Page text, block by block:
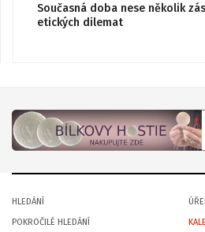
Současná doba nese několik
etických dilemat
HLEDÁNÍ
POKROČILÉ HLEDÁNÍ